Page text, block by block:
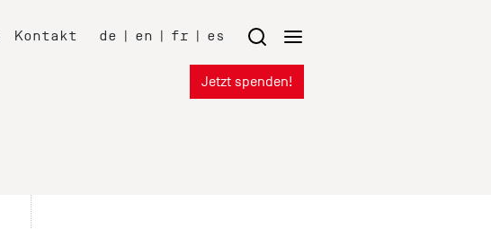
Kontakt de | en | fr | es
Jetzt spenden!